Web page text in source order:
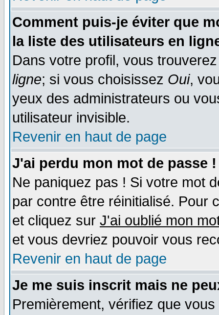
Comment puis-je éviter que
la liste des utilisateurs en
Dans votre profil, vous
ligne; si vous choisissez Oui,
yeux des administrateurs ou
utilisateur invisible.
Revenir en haut de page
J'ai perdu mon mot de passe !
Ne paniquez pas ! Si votre mot
par contre être réinitialisé. Pour
et cliquez sur J'ai oublié mon
et vous devriez pouvoir vous
Revenir en haut de page
Je me suis inscrit mais ne
Premièrement, vérifiez que